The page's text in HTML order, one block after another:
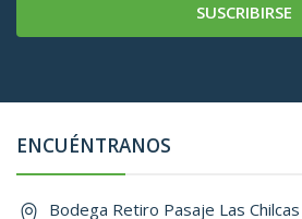
SUSCRIBIRSE
ENCUÉNTRANOS
Bodega Retiro Pasaje Las